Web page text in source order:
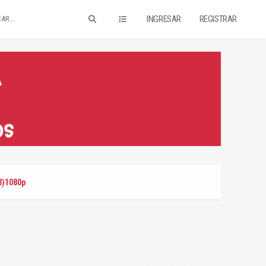
INGRESAR REGISTRAR